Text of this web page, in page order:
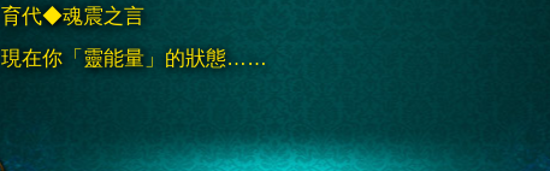
育代◆魂震之言
現在你「靈能量」的狀態……